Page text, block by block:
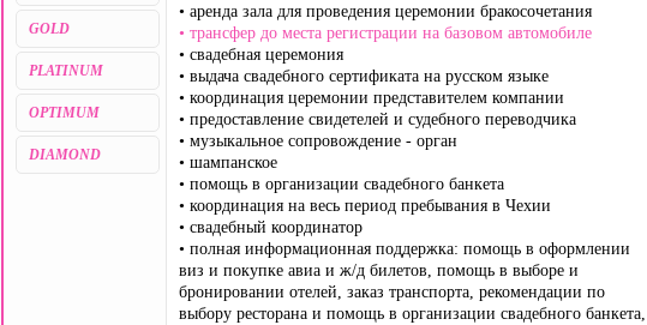
GOLD
PLATINUM
OPTIMUM
DIAMOND
• аренда зала для проведения церемонии бракосочетания
• трансфер до места регистрации на базовом автомобиле
• свадебная церемония
• выдача свадебного сертификата на русском языке
• координация церемонии представителем компании
• предоставление свидетелей и судебного переводчика
• музыкальное сопровождение - орган
• шампанское
• помощь в организации свадебного банкета
• координация на весь период пребывания в Чехии
• свадебный координатор
• полная информационная поддержка: помощь в оформлении
виз и покупке авиа и ж/д билетов, помощь в выборе и
бронировании отелей, заказ транспорта, рекомендации по
выбору ресторана и помощь в организации свадебного банкета,